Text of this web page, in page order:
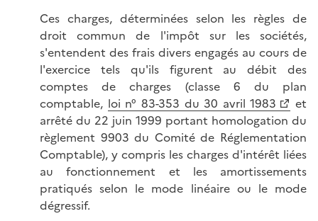
Ces charges, déterminées selon les règles de
droit commun de l'impôt sur les sociétés,
s'entendent des frais divers engagés au cours de
l'exercice tels qu'ils figurent au débit des
comptes de charges (classe 6 du plan
comptable, loi n° 83-353 du 30 avril 1983
et
arrêté du 22 juin 1999 portant homologation du
règlement 9903 du Comité de Réglementation
Comptable), y compris les charges d'intérêt liées
au fonctionnement et les amortissements
pratiqués selon le mode linéaire ou le mode
dégressif.